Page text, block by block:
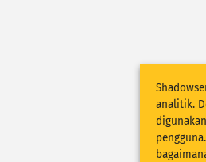
analitik.